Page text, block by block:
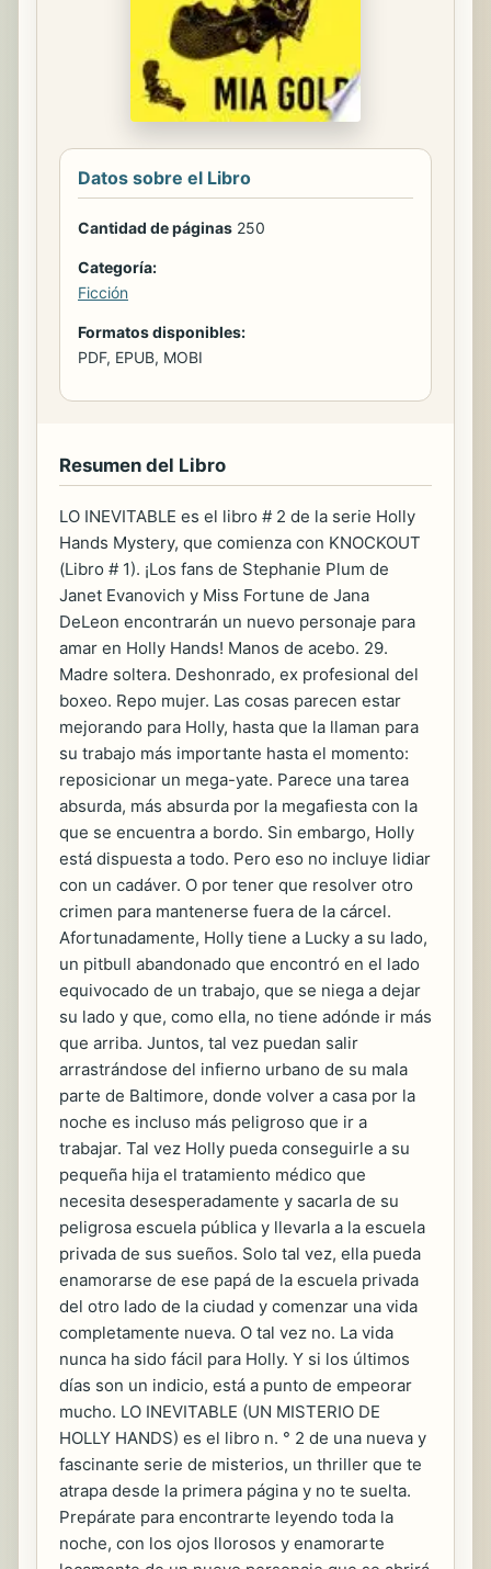
Datos sobre el Libro
Cantidad de páginas 250
Categoría:
Ficción
Formatos disponibles:
PDF, EPUB, MOBI
Resumen del Libro
LO INEVITABLE es el libro # 2 de la serie Holly
Hands Mystery, que comienza con KNOCKOUT
(Libro # 1). ¡Los fans de Stephanie Plum de
Janet Evanovich y Miss Fortune de Jana
DeLeon encontrarán un nuevo personaje para
amar en Holly Hands! Manos de acebo. 29.
Madre soltera. Deshonrado, ex profesional del
boxeo. Repo mujer. Las cosas parecen estar
mejorando para Holly, hasta que la llaman para
su trabajo más importante hasta el momento:
reposicionar un mega-yate. Parece una tarea
absurda, más absurda por la megafiesta con la
que se encuentra a bordo. Sin embargo, Holly
está dispuesta a todo. Pero eso no incluye lidiar
con un cadáver. O por tener que resolver otro
crimen para mantenerse fuera de la cárcel.
Afortunadamente, Holly tiene a Lucky a su lado,
un pitbull abandonado que encontró en el lado
equivocado de un trabajo, que se niega a dejar
su lado y que, como ella, no tiene adónde ir más
que arriba. Juntos, tal vez puedan salir
arrastrándose del infierno urbano de su mala
parte de Baltimore, donde volver a casa por la
noche es incluso más peligroso que ir a
trabajar. Tal vez Holly pueda conseguirle a su
pequeña hija el tratamiento médico que
necesita desesperadamente y sacarla de su
peligrosa escuela pública y llevarla a la escuela
privada de sus sueños. Solo tal vez, ella pueda
enamorarse de ese papá de la escuela privada
del otro lado de la ciudad y comenzar una vida
completamente nueva. O tal vez no. La vida
nunca ha sido fácil para Holly. Y si los últimos
días son un indicio, está a punto de empeorar
mucho. LO INEVITABLE (UN MISTERIO DE
HOLLY HANDS) es el libro n. ° 2 de una nueva y
fascinante serie de misterios, un thriller que te
atrapa desde la primera página y no te suelta.
Prepárate para encontrarte leyendo toda la
noche, con los ojos llorosos y enamorarte